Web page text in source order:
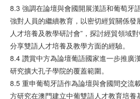
8.3 強調在論壇與會國開展漢語和葡萄牙
強對人員的繼續教育，以密切經貿關係發
人才培養及教學研討會”，探討經貿領域
分享雙語人才培養及教學方面的經驗。
8.4 讚賞中方為論壇葡語國家進一步推廣
研究擴大孔子學院的覆蓋範圍。
8.5 重申葡萄牙語作為論壇與會國間交流
方研究在澳門建立中葡雙語人才教育培養